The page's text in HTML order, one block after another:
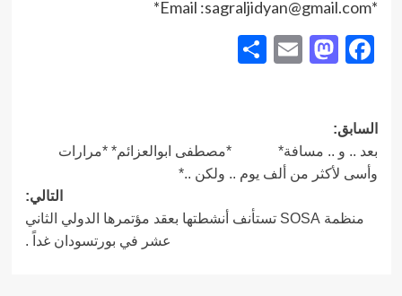
*Email :sagraljidyan@gmail.com*
Facebook
Mastodon
Email
تصفّح
المقالات
السابق:
بعد .. و .. مسافة* *مصطفى ابوالعزائم* *مرارات
وأسى لأكثر من ألف يوم .. ولكن ..*
التالي:
منظمة SOSA تستأنف أنشطتها بعقد مؤتمرها الدولي الثاني
عشر في بورتسودان غداً .